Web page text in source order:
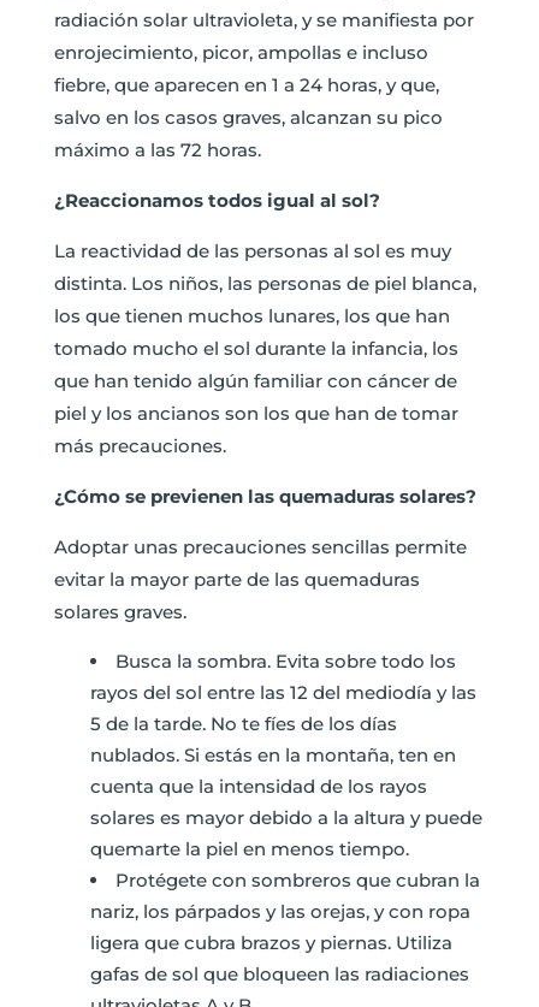
radiación solar ultravioleta, y se manifiesta por
enrojecimiento, picor, ampollas e incluso
fiebre, que aparecen en 1 a 24 horas, y que,
salvo en los casos graves, alcanzan su pico
máximo a las 72 horas.
¿Reaccionamos todos igual al sol?
La reactividad de las personas al sol es muy
distinta. Los niños, las personas de piel blanca,
los que tienen muchos lunares, los que han
tomado mucho el sol durante la infancia, los
que han tenido algún familiar con cáncer de
piel y los ancianos son los que han de tomar
más precauciones.
¿Cómo se previenen las quemaduras solares?
Adoptar unas precauciones sencillas permite
evitar la mayor parte de las quemaduras
solares graves.
Busca la sombra. Evita sobre todo los
rayos del sol entre las 12 del mediodía y las
5 de la tarde. No te fíes de los días
nublados. Si estás en la montaña, ten en
cuenta que la intensidad de los rayos
solares es mayor debido a la altura y puede
quemarte la piel en menos tiempo.
Protégete con sombreros que cubran la
nariz, los párpados y las orejas, y con ropa
ligera que cubra brazos y piernas. Utiliza
gafas de sol que bloqueen las radiaciones